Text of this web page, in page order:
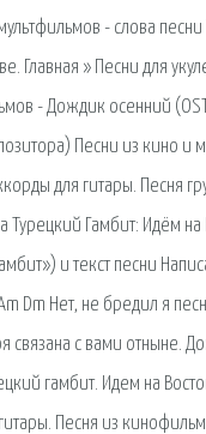
- слова
Главная » Песни для
- Дождик осенний
Песни из кино и
для гитары. Песня
Турецкий Гамбит: Идём
и текст песни
Dm Нет, не бредил я
связана с вами отныне.
гамбит. Идем на
Песня из